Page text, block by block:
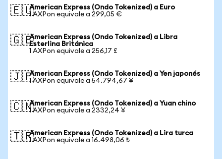
🇪🇺American Express (Ondo Tokenized) a Euro
1 AXPon equivale a 299,05 €
🇬🇧American Express (Ondo Tokenized) a Libra
Esterlina Británica
1 AXPon equivale a 256,17 £
🇯🇵American Express (Ondo Tokenized) a Yen japonés
1 AXPon equivale a 54.794,67 ¥
🇨🇳American Express (Ondo Tokenized) a Yuan chino
1 AXPon equivale a 2332,24 ¥
🇹🇷American Express (Ondo Tokenized) a Lira turca
1 AXPon equivale a 16.498,06 ₺